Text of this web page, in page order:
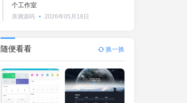
个工作室
亲测源码 2026年05月18日
随便看看 换一换